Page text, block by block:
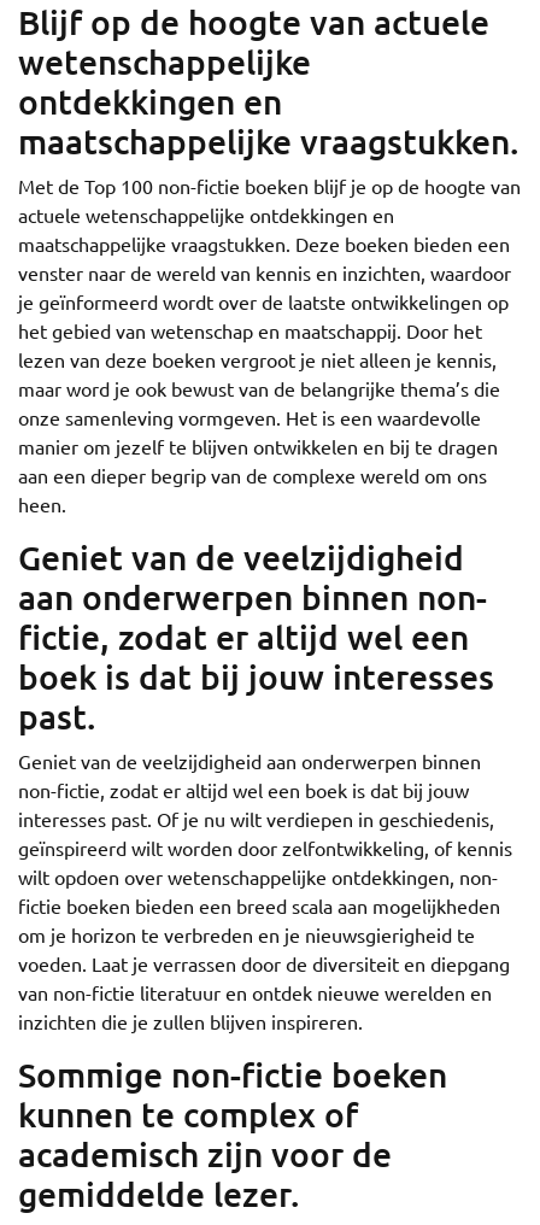
Blijf op de hoogte van actuele
wetenschappelijke
ontdekkingen en
maatschappelijke vraagstukken.
Met de Top 100 non-fictie boeken blijf je op de hoogte van
actuele wetenschappelijke ontdekkingen en
maatschappelijke vraagstukken. Deze boeken bieden een
venster naar de wereld van kennis en inzichten, waardoor
je geïnformeerd wordt over de laatste ontwikkelingen op
het gebied van wetenschap en maatschappij. Door het
lezen van deze boeken vergroot je niet alleen je kennis,
maar word je ook bewust van de belangrijke thema’s die
onze samenleving vormgeven. Het is een waardevolle
manier om jezelf te blijven ontwikkelen en bij te dragen
aan een dieper begrip van de complexe wereld om ons
heen.
Geniet van de veelzijdigheid
aan onderwerpen binnen non-
fictie, zodat er altijd wel een
boek is dat bij jouw interesses
past.
Geniet van de veelzijdigheid aan onderwerpen binnen
non-fictie, zodat er altijd wel een boek is dat bij jouw
interesses past. Of je nu wilt verdiepen in geschiedenis,
geïnspireerd wilt worden door zelfontwikkeling, of kennis
wilt opdoen over wetenschappelijke ontdekkingen, non-
fictie boeken bieden een breed scala aan mogelijkheden
om je horizon te verbreden en je nieuwsgierigheid te
voeden. Laat je verrassen door de diversiteit en diepgang
van non-fictie literatuur en ontdek nieuwe werelden en
inzichten die je zullen blijven inspireren.
Sommige non-fictie boeken
kunnen te complex of
academisch zijn voor de
gemiddelde lezer.